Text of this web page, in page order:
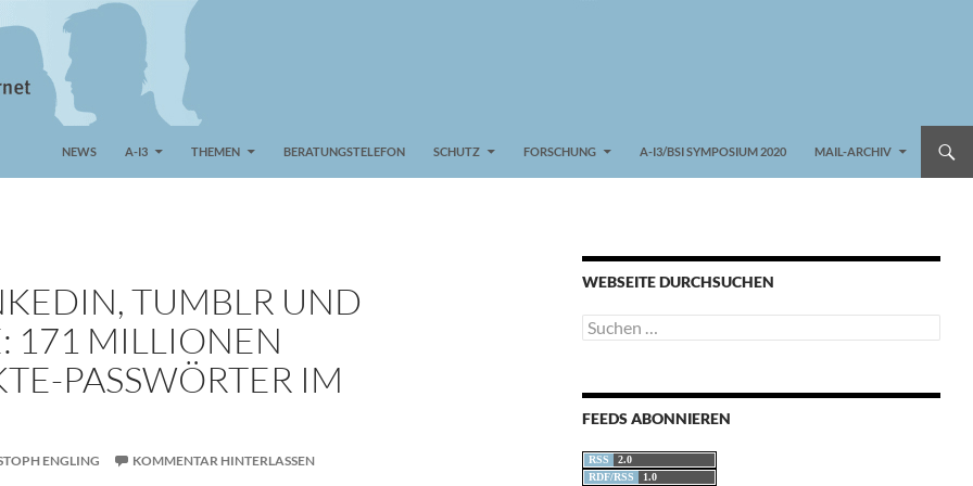
NEWS A-I3 THEMEN BERATUNGSTELEFON SCHUTZ FORSCHUNG A-I3/BSI SYMPOSIUM 2020 MAIL-ARCHIV
TUMBLR UND
171 MILLIONEN
PASSWÖRTER IM
ENGLING KOMMENTAR HINTERLASSEN
WEBSEITE DURCHSUCHEN
Suchen
nach:
FEEDS ABONNIEREN
RSS
2.0
RDF/RSS
1.0